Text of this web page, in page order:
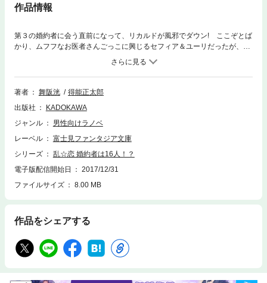
作品情報
第３の婚約者に会う直前になって、リカルドが風邪でダウン! ここぞとば
かり、ムフフなお医者さんごっこに興じるセフィア＆ユーリだったが、い
ちゃいちゃやってる間に、王子たちを狙う刺客が宿屋を完全包囲したっ!!
著者 舞阪洸
得能正太郎
出版社
KADOKAWA
ジャンル
男性向けラノベ
レーベル
富士見ファンタジア文庫
シリーズ
乱☆恋 婚約者は16人！？
電子版配信開始日
2017/12/31
ファイルサイズ
8.00 MB
作品をシェアする